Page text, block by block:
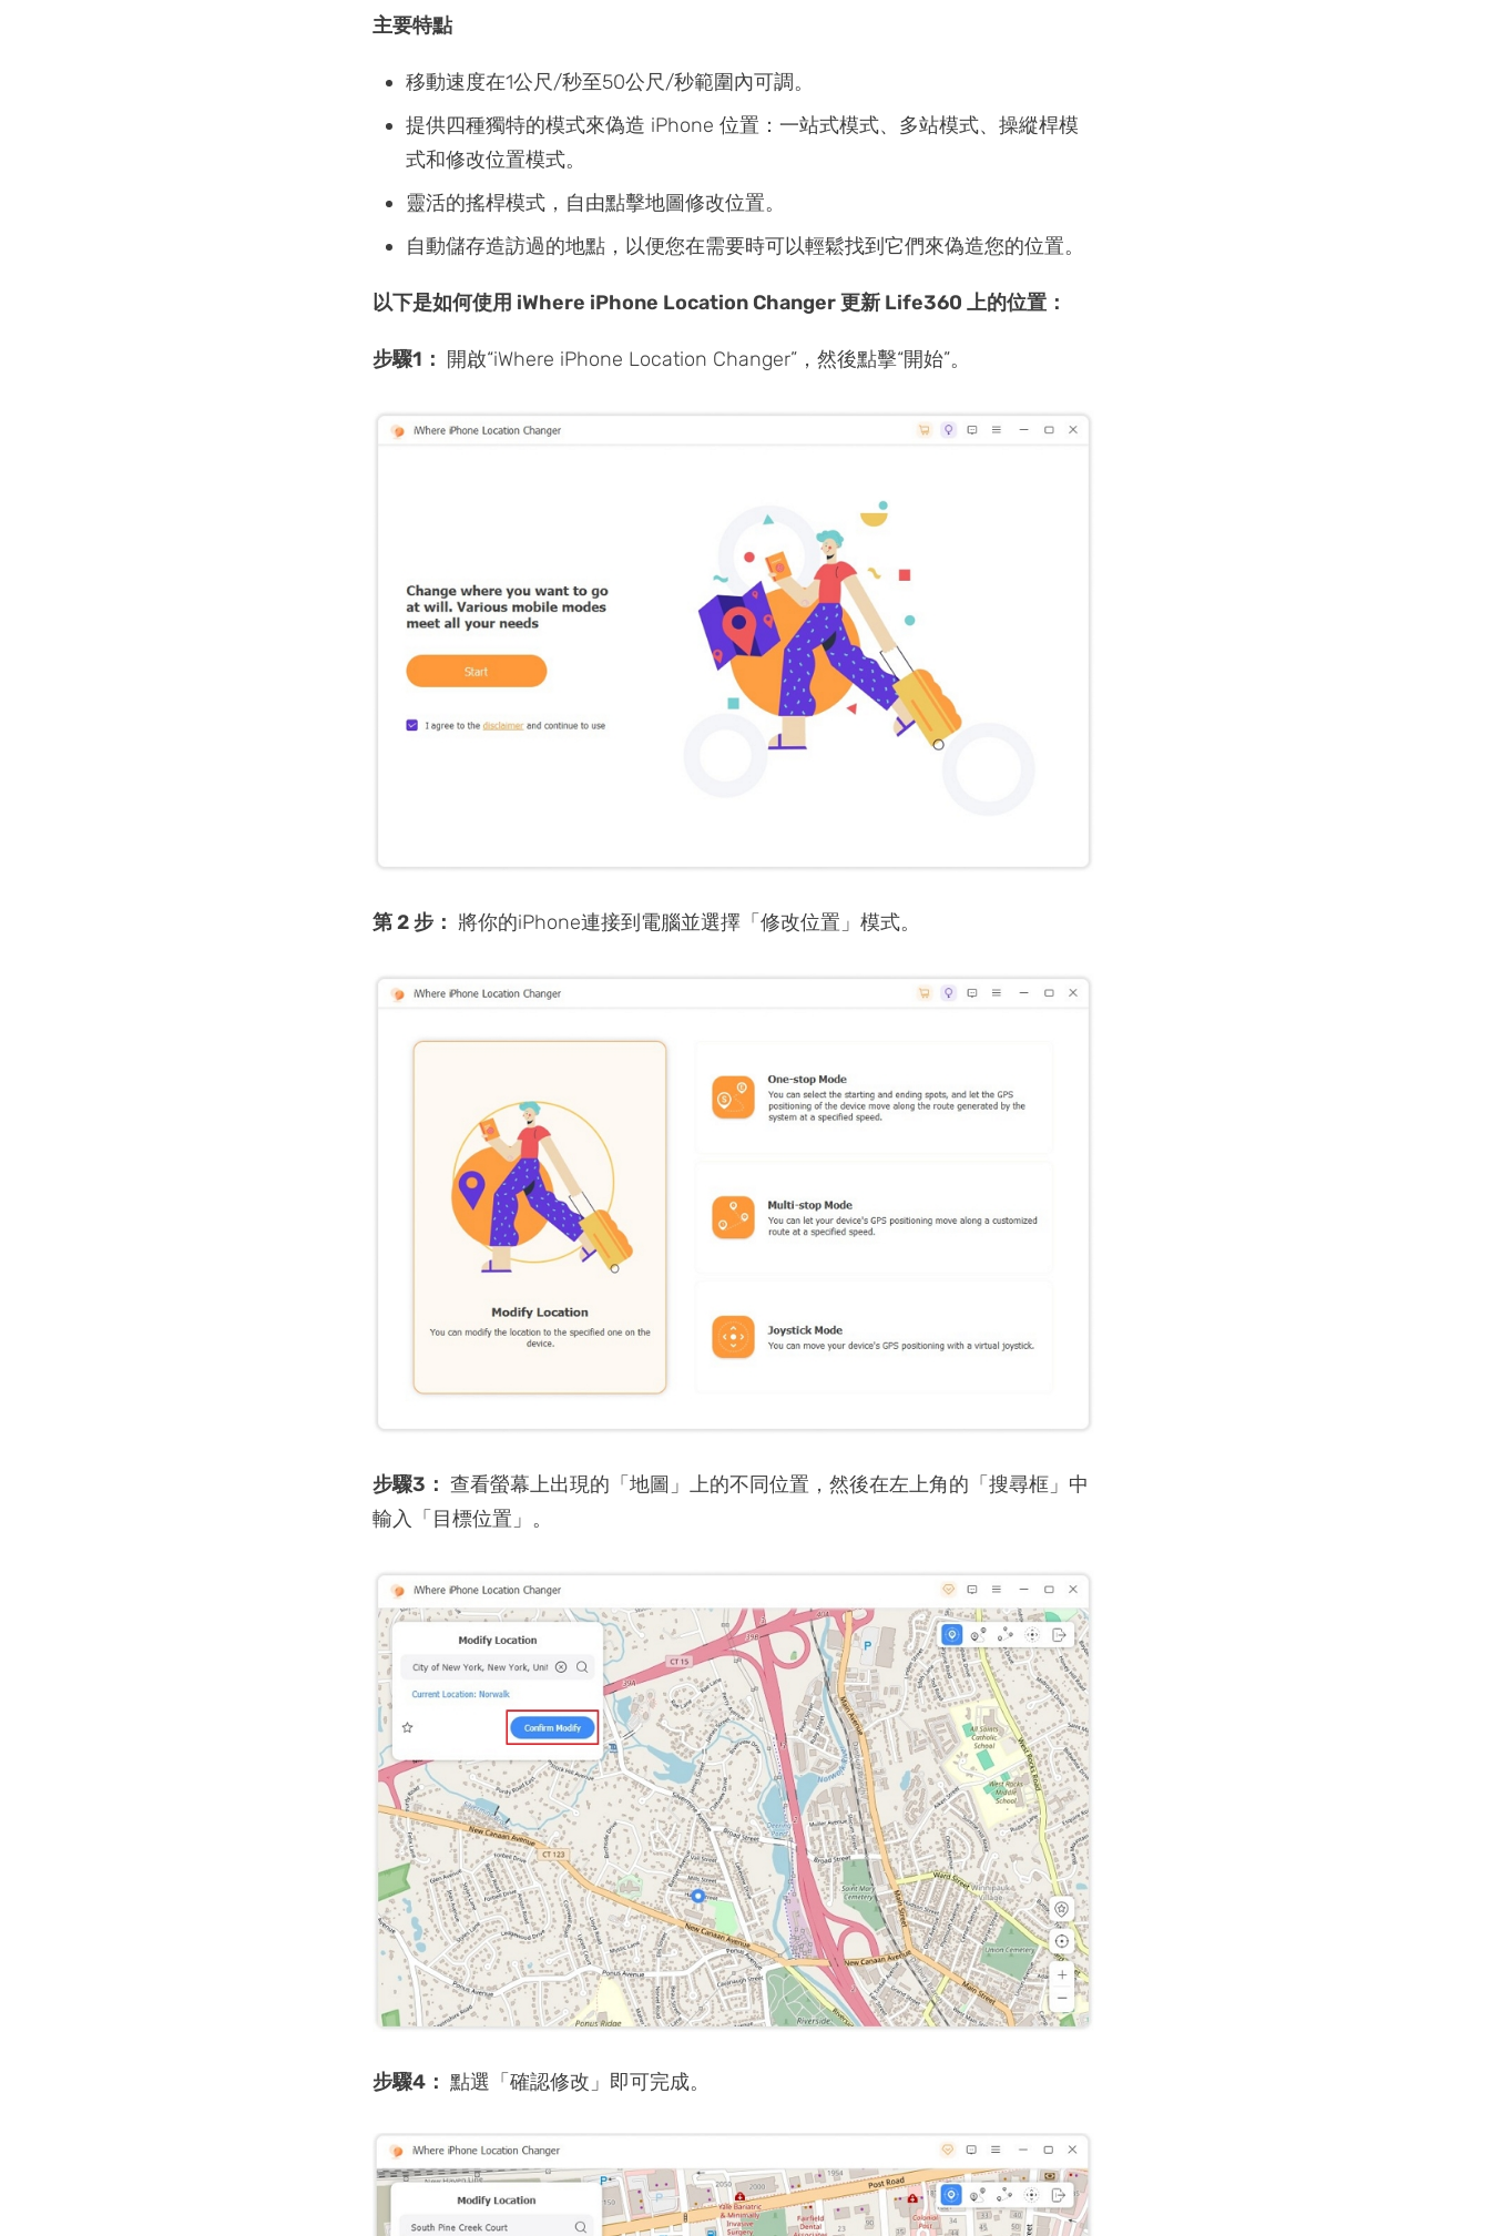
主要特點
移動速度在1公尺/秒至50公尺/秒範圍內可調。
提供四種獨特的模式來偽造 iPhone 位置：一站式模式、多站模式、操縱桿模
式和修改位置模式。
靈活的搖桿模式，自由點擊地圖修改位置。
自動儲存造訪過的地點，以便您在需要時可以輕鬆找到它們來偽造您的位置。
以下是如何使用 iWhere iPhone Location Changer 更新 Life360 上的位置：
步驟1： 開啟“iWhere iPhone Location Changer”，然後點擊“開始”。
第 2 步： 將你的iPhone連接到電腦並選擇「修改位置」模式。
步驟3： 查看螢幕上出現的「地圖」上的不同位置，然後在左上角的「搜尋框」中
輸入「目標位置」。
步驟4： 點選「確認修改」即可完成。